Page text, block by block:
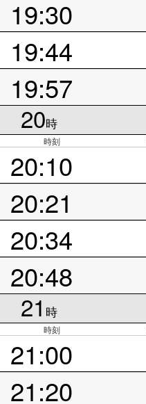
19:30
19:44
19:57
20時
時刻
20:10
20:21
20:34
20:48
21 時
時刻
21:00
21:20